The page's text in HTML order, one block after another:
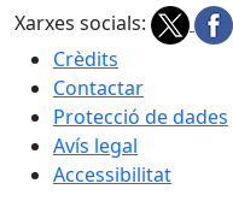
Xarxes socials:
Crèdits
Contactar
Protecció de dades
Avís legal
Accessibilitat